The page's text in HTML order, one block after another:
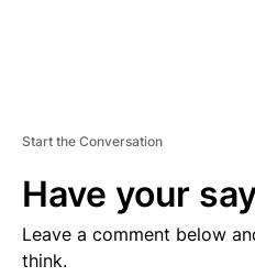
Start the Conversation
Have your
Leave a comment below
think.